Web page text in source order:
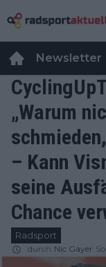
Newsletter
„Warum
– Kann
seine
Chance
Radsport
durch Nic Gayer